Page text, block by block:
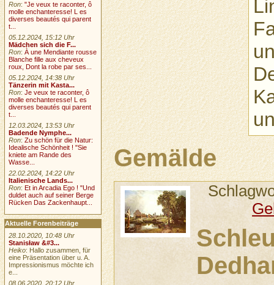
Gemälde
Ron:"Je veux te raconter, ô
molle enchanteresse! L es
diverses beautés qui parent
t...
05.12.2024, 15:12 Uhr
Mädchen sich die F...
Ron:À une Mendiante rousse
Blanche fille aux cheveux
roux, Dont la robe par ses...
05.12.2024, 14:38 Uhr
Tänzerin mit Kasta...
Ron:Je veux te raconter, ô
molle enchanteresse! L es
diverses beautés qui parent
t...
12.03.2024, 13:53 Uhr
Badende Nymphe...
Ron:Zu schön für die Natur:
Idealische Schönheit ! "Sie
kniete am Rande des
Wasse...
22.02.2024, 14:22 Uhr
Italienische Lands...
Ron:Et in Arcadia Ego ! "Und
duldet auch auf seiner Berge
Rücken Das Zackenhaupt...
Aktuelle Forenbeiträge
28.10.2020, 10:48 Uhr
Stanisław &#3...
Heiko: Hallo zusammen, für
eine Präsentation über u. A.
Impressionismus möchte ich
e...
08.06.2020, 20:12 Uhr